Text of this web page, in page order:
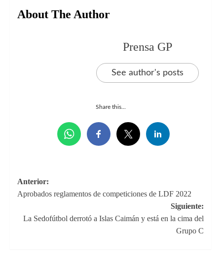
About The Author
Prensa GP
See author's posts
Share this...
Navegación
de
entradas
Anterior:
Aprobados reglamentos de competiciones de LDF 2022
Siguiente:
La Sedofútbol derrotó a Islas Caimán y está en la cima del
Grupo C